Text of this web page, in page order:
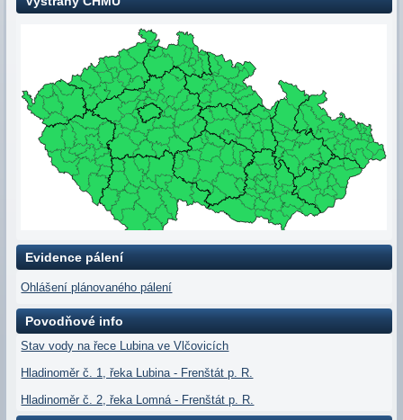
Evidence pálení
Ohlášení plánovaného pálení
Povodňové info
Stav vody na řece Lubina ve Vlčovicích
Hladinoměr č. 1, řeka Lubina - Frenštát p. R.
Hladinoměr č. 2, řeka Lomná - Frenštát p. R.